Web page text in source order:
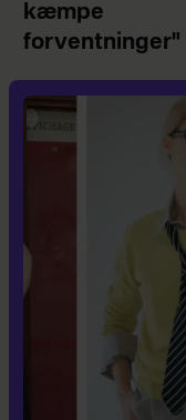
kæmpe
forventninger"